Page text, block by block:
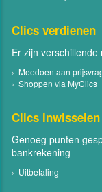
Clics verdienen
Er zijn
Meedoen aan
Shoppen via MyClics
Clics inwisselen
Genoeg punten
bankrekening
Uitbetaling